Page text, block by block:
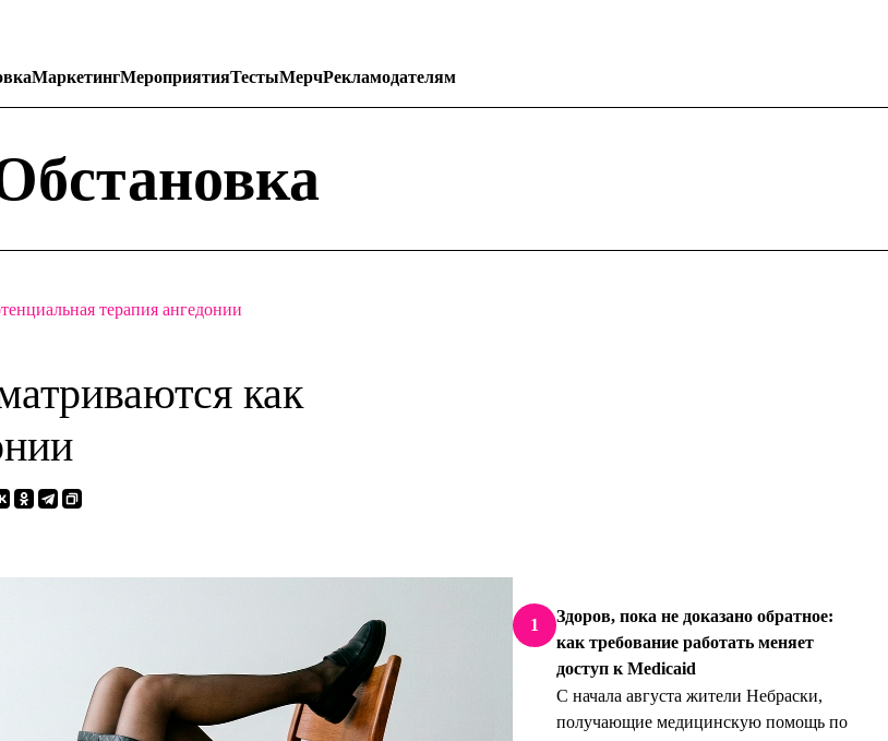
МаркетингМероприятияТестыМерчРекламодателям
терапия ангедонии
как
1
Здоров, пока не доказано обратное:
как требование работать меняет
доступ к Medicaid
С начала августа жители Небраски,
получающие медицинскую помощь по